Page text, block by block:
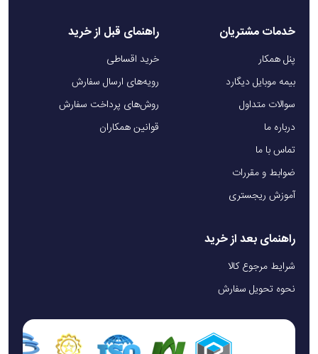
خدمات مشتریان
پنل همکار
بیمه موبایل دیگارد
سوالات متداول
درباره ما
تماس با ما
ضوابط و مقررات
آموزش ریجستری
راهنمای قبل از خرید
خرید اقساطی
رویه‌های ارسال سفارش
روش‌های پرداخت سفارش
قوانین همکاران
راهنمای بعد از خرید
شرایط مرجوع کالا
نحوه تحویل سفارش